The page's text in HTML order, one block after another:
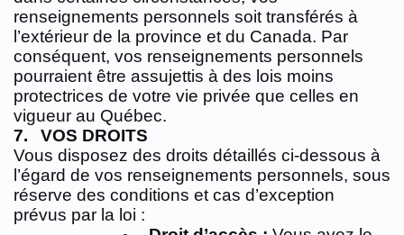
renseignements personnels soit transférés à
l’extérieur de la province et du Canada. Par
conséquent, vos renseignements personnels
pourraient être assujettis à des lois moins
protectrices de votre vie privée que celles en
vigueur au Québec.
VOS DROITS
Vous disposez des droits détaillés ci-dessous à
l’égard de vos renseignements personnels, sous
réserve des conditions et cas d’exception
prévus par la loi :